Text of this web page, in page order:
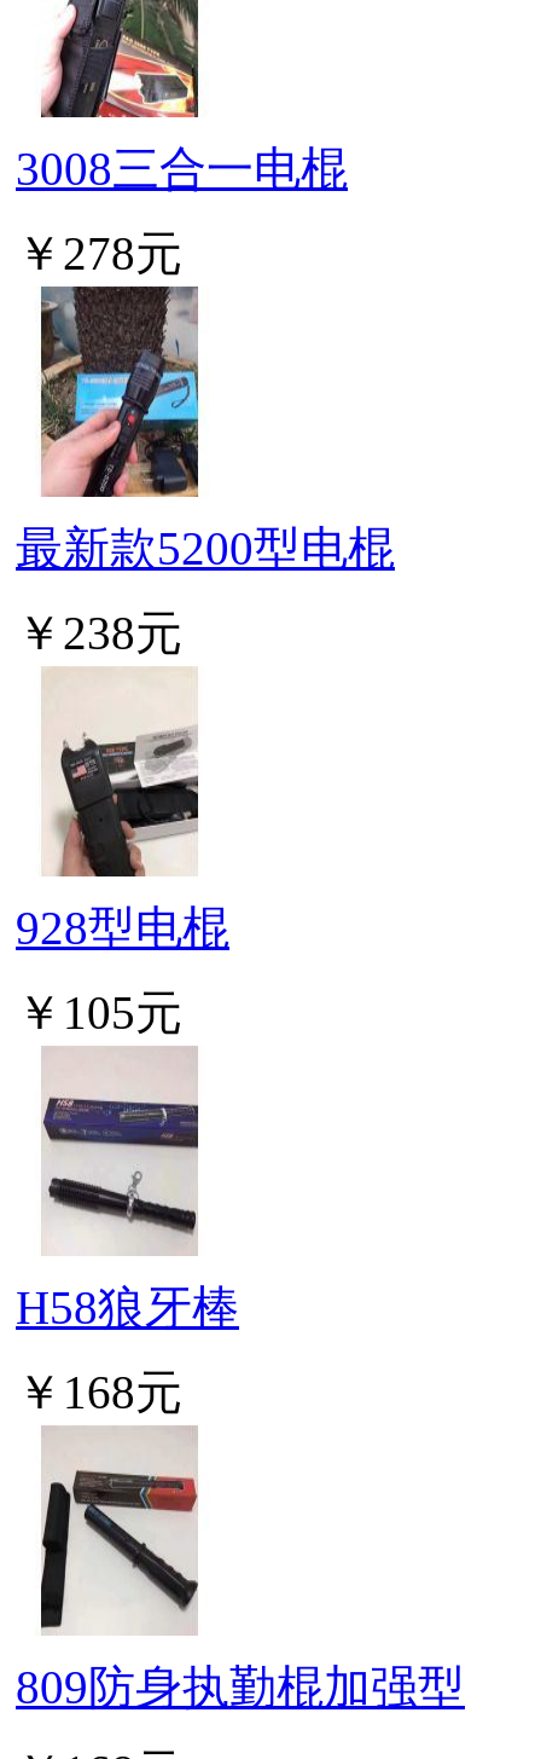
3008三合一电棍
￥278元
最新款5200型电棍
￥238元
928型电棍
￥105元
H58狼牙棒
￥168元
809防身执勤棍加强型